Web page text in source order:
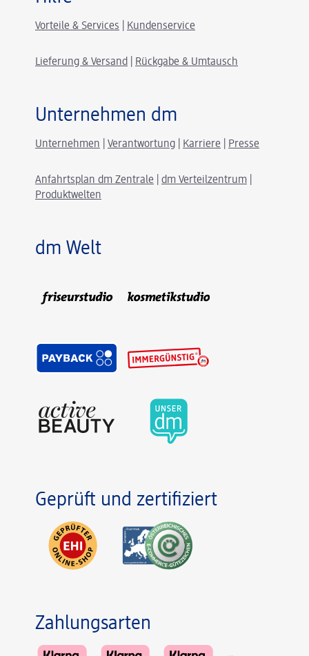
Vorteile & Services Kundenservice
Lieferung & Versand Rückgabe & Umtausch
Unternehmen dm
Unternehmen Verantwortung Karriere Presse
Anfahrtsplan dm Zentrale dm Verteilzentrum
Produktwelten
dm Welt
Geprüft und zertifiziert
Zahlungsarten